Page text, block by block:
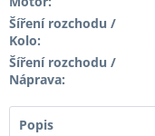
Šíření rozchodu /
Kolo:
Šíření rozchodu /
Náprava:
Popis